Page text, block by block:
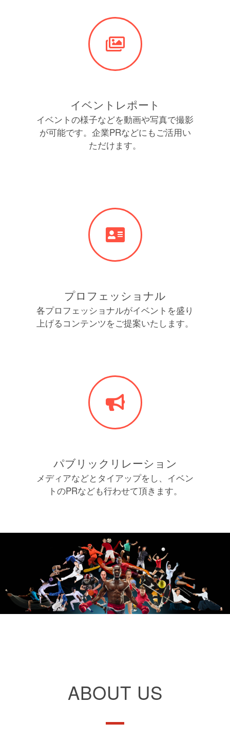
イベントレポート
イベントの様子などを動画や写真で撮影
が可能です。企業PRなどにもご活用い
ただけます。
プロフェッショナル
各プロフェッショナルがイベントを盛り
上げるコンテンツをご提案いたします。
パブリックリレーション
メディアなどとタイアップをし、イベン
トのPRなども行わせて頂きます。
ABOUT US